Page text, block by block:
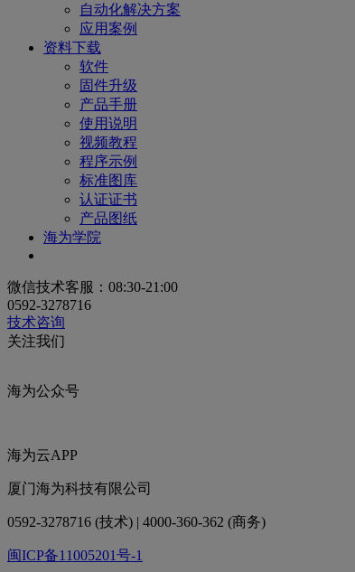
自动化解决方案
应用案例
资料下载
软件
固件升级
产品手册
使用说明
视频教程
程序示例
标准图库
认证证书
产品图纸
海为学院
微信技术客服：08:30-21:00
0592-3278716
技术咨询
关注我们
海为公众号
海为云APP
厦门海为科技有限公司
0592-3278716 (技术) | 4000-360-362 (商务)
闽ICP备11005201号-1